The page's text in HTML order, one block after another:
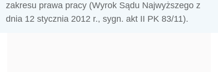
zakresu prawa pracy (Wyrok Sądu Najwyższego z
dnia 12 stycznia 2012 r., sygn. akt II PK 83/11).